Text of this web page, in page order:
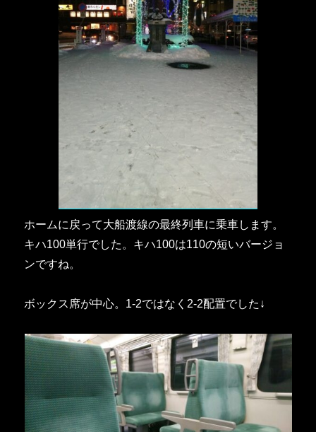
ホームに戻って大船渡線の最終列車に乗車します。
キハ100単行でした。キハ100は110の短いバージョ
ンですね。
ボックス席が中心。1-2ではなく2-2配置でした↓